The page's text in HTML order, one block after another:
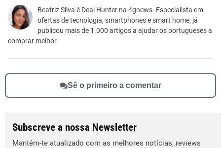
Este conteúdo não tem a informação que procuro
Outro
Beatriz Silva é Deal Hunter na 4gnews. Especialista em
ofertas de tecnologia, smartphones e smart home, já
publicou mais de 1.000 artigos a ajudar os portugueses a
comprar melhor.
Sê o primeiro a comentar
Subscreve a nossa Newsletter
Mantém-te atualizado com as melhores notícias, reviews